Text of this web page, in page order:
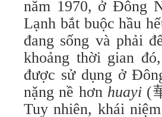
năm 1970, ở Đông
Lạnh bắt buộc hầu
đang sống và phải
khoảng thời gian
được sử dụng ở
nặng nề hơn huayi (
Tuy nhiên, khái